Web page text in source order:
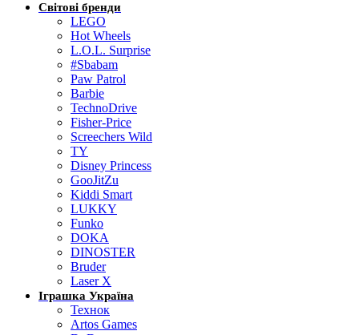
Світові бренди
LEGO
Hot Wheels
L.O.L. Surprise
#Sbabam
Paw Patrol
Barbie
TechnoDrive
Fisher-Price
Screechers Wild
TY
Disney Princess
GooJitZu
Kiddi Smart
LUKKY
Funko
DOKA
DINOSTER
Bruder
Laser X
Іграшка Україна
Технок
Artos Games